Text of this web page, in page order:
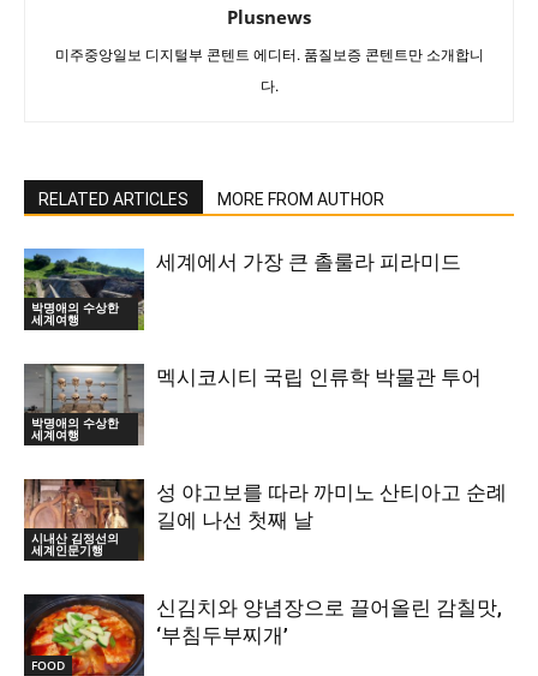
Plusnews
미주중앙일보 디지털부 콘텐트 에디터. 품질보증 콘텐트만 소개합니
다.
RELATED ARTICLES MORE FROM AUTHOR
박명애의 수상한
세계여행
세계에서 가장 큰 촐룰라 피라미드
박명애의 수상한
세계여행
멕시코시티 국립 인류학 박물관 투어
시내산 김정선의
세계인문기행
성 야고보를 따라 까미노 산티아고 순례
길에 나선 첫째 날
FOOD
신김치와 양념장으로 끌어올린 감칠맛,
‘부침두부찌개’